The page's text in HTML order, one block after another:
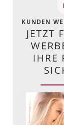
KUNDEN
JETZT
IHRE